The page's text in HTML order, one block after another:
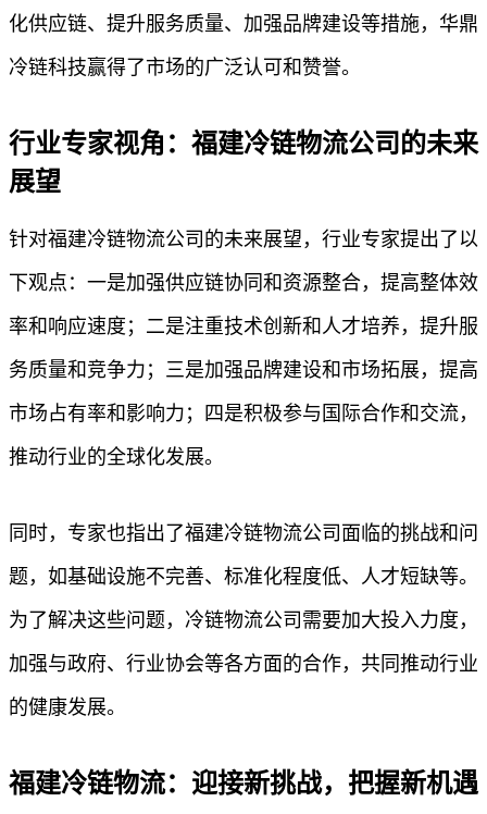
化供应链、提升服务质量、加强品牌建设等措施，华鼎
冷链科技赢得了市场的广泛认可和赞誉。
行业专家视角：福建冷链物流公司的未来
展望
针对福建冷链物流公司的未来展望，行业专家提出了以
下观点：一是加强供应链协同和资源整合，提高整体效
率和响应速度；二是注重技术创新和人才培养，提升服
务质量和竞争力；三是加强品牌建设和市场拓展，提高
市场占有率和影响力；四是积极参与国际合作和交流，
推动行业的全球化发展。
同时，专家也指出了福建冷链物流公司面临的挑战和问
题，如基础设施不完善、标准化程度低、人才短缺等。
为了解决这些问题，冷链物流公司需要加大投入力度，
加强与政府、行业协会等各方面的合作，共同推动行业
的健康发展。
福建冷链物流：迎接新挑战，把握新机遇